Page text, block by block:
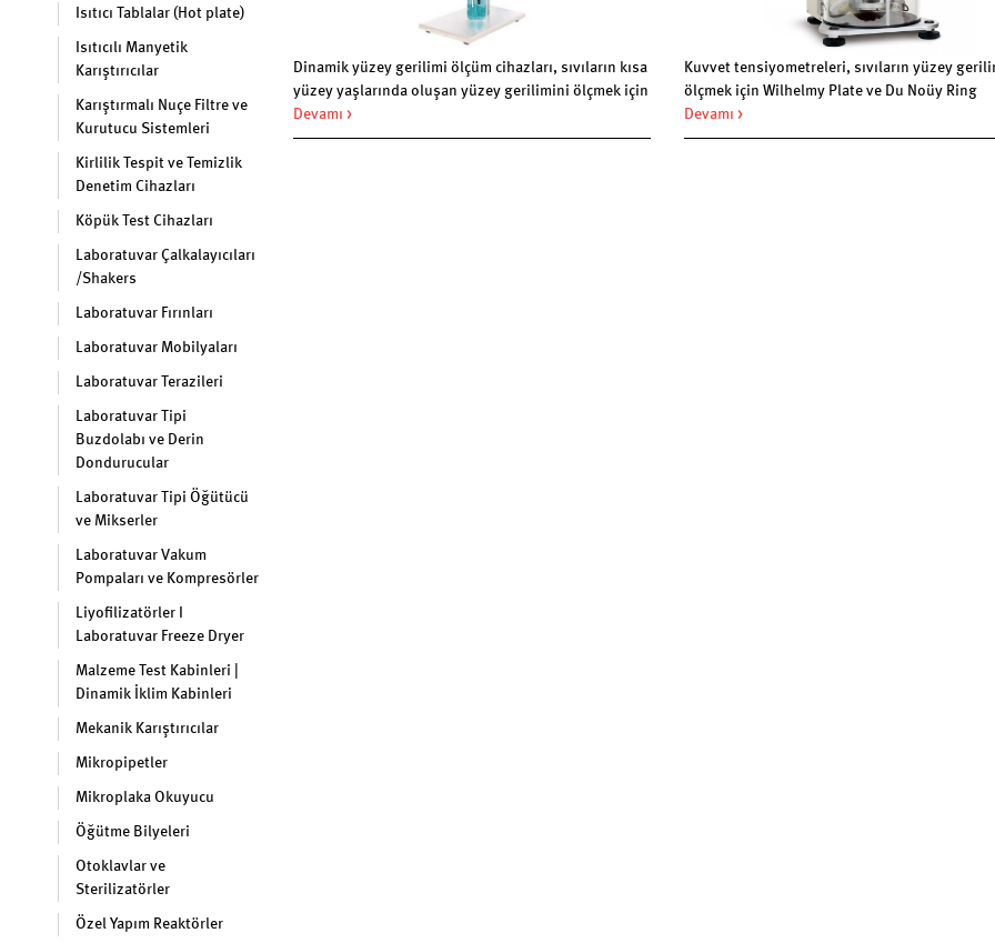
Isıtıcı Tablalar (Hot plate)
Isıtıcılı Manyetik
Karıştırıcılar
Karıştırmalı Nuçe Filtre ve
Kurutucu Sistemleri
Kirlilik Tespit ve Temizlik
Denetim Cihazları
Köpük Test Cihazları
Laboratuvar Çalkalayıcıları
/Shakers
Laboratuvar Fırınları
Laboratuvar Mobilyaları
Laboratuvar Terazileri
Laboratuvar Tipi
Buzdolabı ve Derin
Dondurucular
Laboratuvar Tipi Öğütücü
ve Mikserler
Laboratuvar Vakum
Pompaları ve Kompresörler
Liyofilizatörler I
Laboratuvar Freeze Dryer
Malzeme Test Kabinleri |
Dinamik İklim Kabinleri
Mekanik Karıştırıcılar
Mikropipetler
Mikroplaka Okuyucu
Öğütme Bilyeleri
Otoklavlar ve
Sterilizatörler
Özel Yapım Reaktörler
Dinamik yüzey gerilimi ölçüm cihazları, sıvıların kısa
yüzey yaşlarında oluşan yüzey gerilimini ölçmek için
kullanılan tensiyometrelerdir. Bubble Pressure
yöntemi ile çalışan bu cihazlar özellikle yüzey aktif
Devamı >
Kuvvet tensiyometreleri, sıvıların yüzey
ölçmek için Wilhelmy Plate ve Du Noüy Ring
yöntemlerini kullanan laboratuvar cihazlarıdır.
cihazlar özellikle statik yüzey gerilimi ve
Devamı >